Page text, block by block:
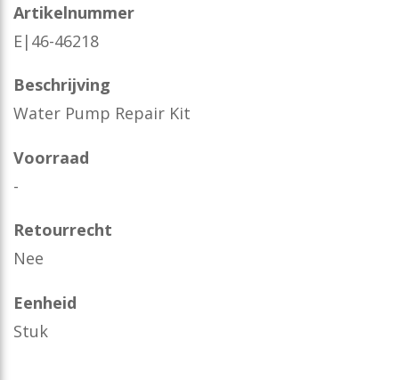
Artikelnummer
E|46-46218
Beschrijving
Water Pump Repair Kit
Voorraad
-
Retourrecht
Nee
Eenheid
Stuk